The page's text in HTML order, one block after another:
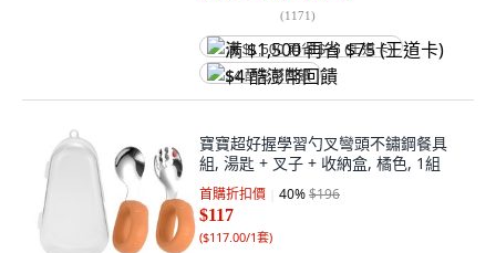
(1171)
满 $1,500 再省 $75 (王道卡)
$4 酷澎幣回饋
寶寶超好握學習勺叉彎頭不鏽鋼餐具
組, 湯匙 + 叉子 + 收納盒, 橘色, 1組
首購折扣價 40%$196
$117
($117.00/1套)